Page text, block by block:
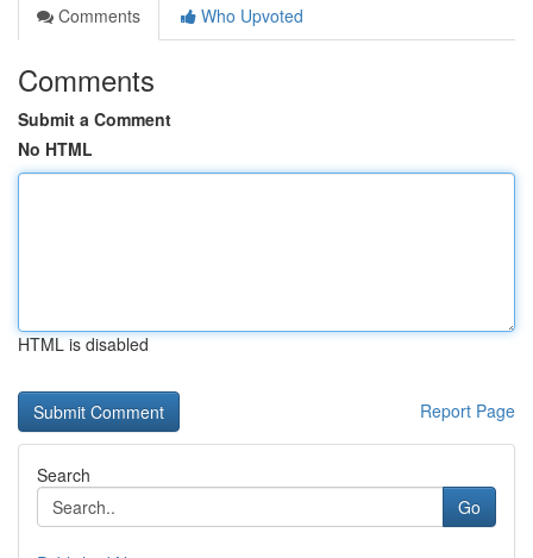
Comments
Who Upvoted
Comments
Submit a Comment
No HTML
HTML is disabled
Report Page
Search
Go